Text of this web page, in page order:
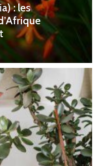
: les